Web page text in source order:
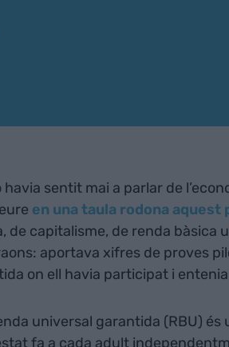
havia sentit mai a parlar de
en una taula rodona aquest
de capitalisme, de renda
aportava xifres de proves
on ell havia participat i
universal garantida (RBU)
fa a cada adult